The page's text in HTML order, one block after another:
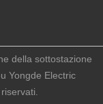
della sottostazione
Yongde Electric